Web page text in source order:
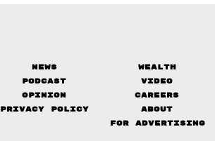
News Wealth
Podcast
Video
Opinion
Careers
Privacy Policy
About
FOR ADVERTISING